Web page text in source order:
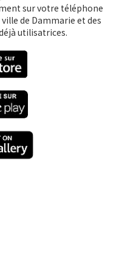
sur votre téléphone
de Dammarie et des
utilisatrices.